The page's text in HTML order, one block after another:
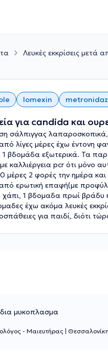
Λευκές εκκρίσεις μετά
lomexin
για candida και
σάλπιγγας
λίγες μέρες έχω έντονη
1 βδομάδα εξωτερικά. Τα
καλλιέργεια pcr ότι μόνο
μέρες 2 φορές την ημέρα
από ερωτική επαφή(με
1 βδομαδα πρωί
έχω ακόμα λευκές
για παιδί, διότι
μυκοπλασμα
- Μαιευτήρας Θεσσαλονίκη